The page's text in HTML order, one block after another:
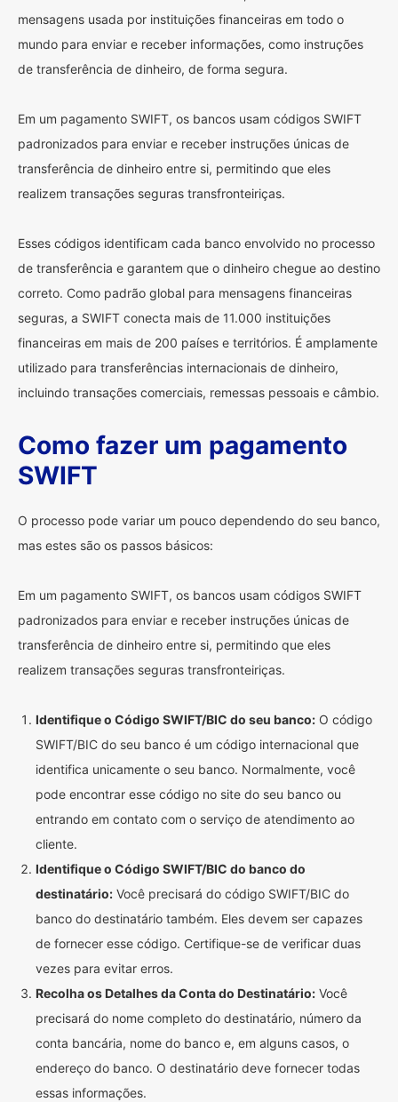
mensagens usada por instituições financeiras em todo o
mundo para enviar e receber informações, como instruções
de transferência de dinheiro, de forma segura.
Em um pagamento SWIFT, os bancos usam códigos SWIFT
padronizados para enviar e receber instruções únicas de
transferência de dinheiro entre si, permitindo que eles
realizem transações seguras transfronteiriças.
Esses códigos identificam cada banco envolvido no processo
de transferência e garantem que o dinheiro chegue ao destino
correto. Como padrão global para mensagens financeiras
seguras, a SWIFT conecta mais de 11.000 instituições
financeiras em mais de 200 países e territórios. É amplamente
utilizado para transferências internacionais de dinheiro,
incluindo transações comerciais, remessas pessoais e câmbio.
Como fazer um pagamento
SWIFT
O processo pode variar um pouco dependendo do seu banco,
mas estes são os passos básicos:
Em um pagamento SWIFT, os bancos usam códigos SWIFT
padronizados para enviar e receber instruções únicas de
transferência de dinheiro entre si, permitindo que eles
realizem transações seguras transfronteiriças.
Identifique o Código SWIFT/BIC do seu banco: O código
SWIFT/BIC do seu banco é um código internacional que
identifica unicamente o seu banco. Normalmente, você
pode encontrar esse código no site do seu banco ou
entrando em contato com o serviço de atendimento ao
cliente.
Identifique o Código SWIFT/BIC do banco do
destinatário: Você precisará do código SWIFT/BIC do
banco do destinatário também. Eles devem ser capazes
de fornecer esse código. Certifique-se de verificar duas
vezes para evitar erros.
Recolha os Detalhes da Conta do Destinatário: Você
precisará do nome completo do destinatário, número da
conta bancária, nome do banco e, em alguns casos, o
endereço do banco. O destinatário deve fornecer todas
essas informações.